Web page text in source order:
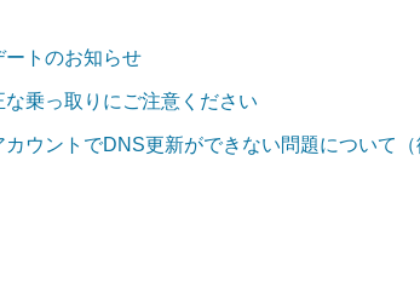
ートのお知らせ
乗っ取りにご注意ください
ウントでDNS更新ができない問題について（